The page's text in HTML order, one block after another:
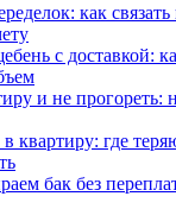
как
с доставкой:
и не прогореть:
квартиру: где
бак без